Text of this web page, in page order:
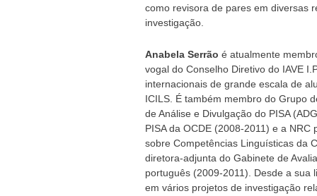
como revisora de pares em diversas
investigação.
Anabela Serrão é atualmente
vogal do Conselho Diretivo do IAVE
internacionais de grande escala de
ICILS. É também membro do Grupo
de Análise e Divulgação do PISA
PISA da OCDE (2008-2011) e a
sobre Competências Linguísticas da
diretora-adjunta do Gabinete de
português (2009-2011). Desde a sua
em vários projetos de investigação